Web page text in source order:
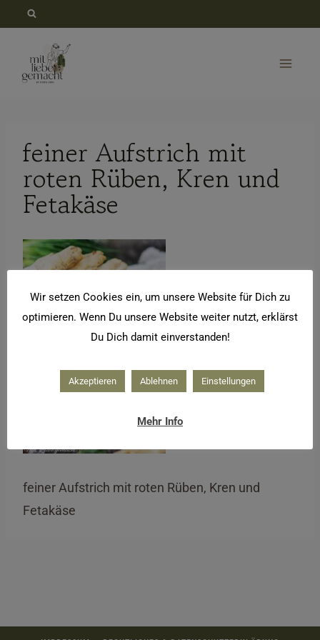
springen
feiner Aufstrich mit
roten Rüben, Kren und
Fetakäse
feiner Aufstrich mit roten Rüben, Kren und
Fetakäse
Wir setzen Cookies ein, um unsere Website für Dich zu
optimieren. Wenn Du unsere Website weiter nutzt, erklärst
Du Dich damit einverstanden!
Akzeptieren Ablehnen Einstellungen
Mehr Info